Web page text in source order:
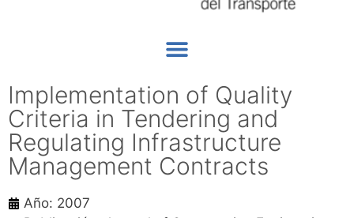
Implementation of Quality
Criteria in Tendering and
Regulating Infrastructure
Management Contracts
Año: 2007